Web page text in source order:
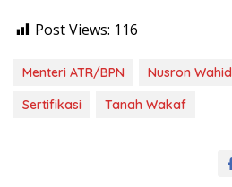
Post Views: 116
Menteri ATR/BPN Nusron Wahid
Sertifikasi
Tanah Wakaf